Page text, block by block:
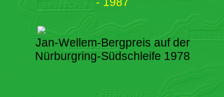
Jan-Wellem-Bergpreis auf der
Nürburgring-Südschleife 1978